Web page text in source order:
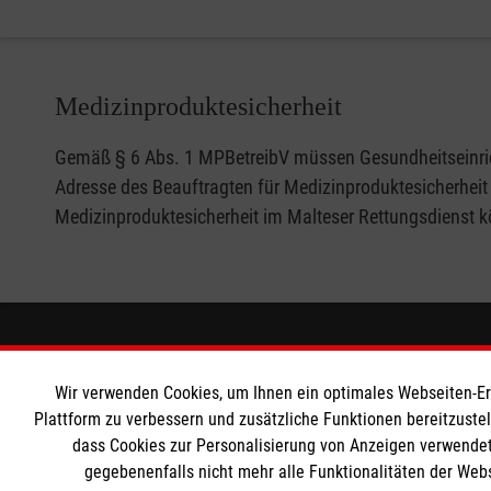
zuletzt aus gesetzlichen Vorschriften und zum Beispiel
Wettkämpfen.
Medizinproduktesicherheit
Gemäß § 6 Abs. 1 MPBetreibV müssen
Adresse des Beauftragten für
Medizinproduktesicherheit im Malteser Rettungsdienst
Informationen
Impressum
Datenschutz
Barrierefreiheit
Die
Malteser in
Sharepoint
Wir verwenden Cookies, um Ihnen ein optimales
Plattform zu verbessern und zusätzliche Funktionen
dass Cookies zur Personalisierung von Anzeigen
gegebenenfalls nicht mehr alle Funktionalitäten der